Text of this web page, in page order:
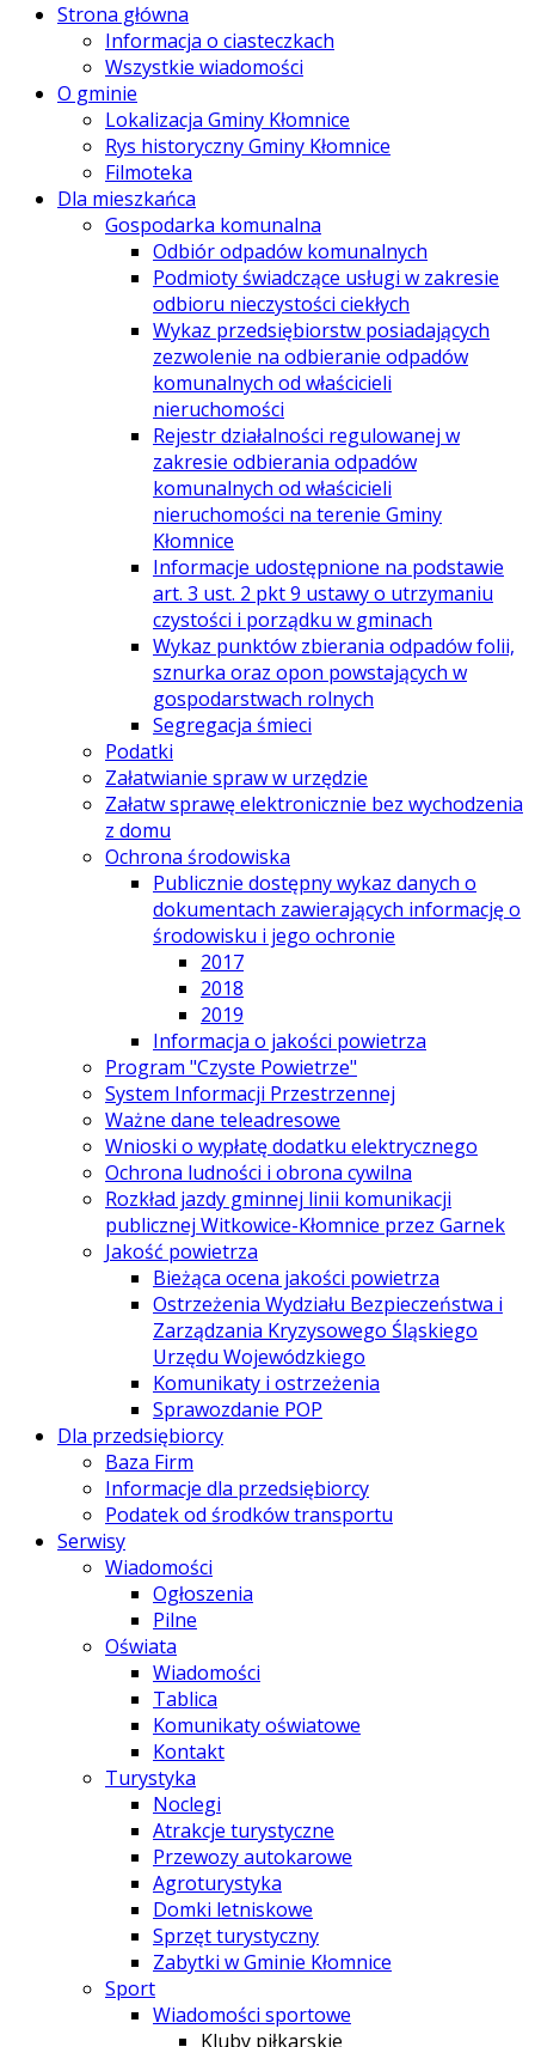
Strona główna
Informacja o ciasteczkach
Wszystkie wiadomości
O gminie
Lokalizacja Gminy Kłomnice
Rys historyczny Gminy Kłomnice
Filmoteka
Dla mieszkańca
Gospodarka komunalna
Odbiór odpadów komunalnych
Podmioty świadczące usługi w zakresie
odbioru nieczystości ciekłych
Wykaz przedsiębiorstw posiadających
zezwolenie na odbieranie odpadów
komunalnych od właścicieli
nieruchomości
Rejestr działalności regulowanej w
zakresie odbierania odpadów
komunalnych od właścicieli
nieruchomości na terenie Gminy
Kłomnice
Informacje udostępnione na podstawie
art. 3 ust. 2 pkt 9 ustawy o utrzymaniu
czystości i porządku w gminach
Wykaz punktów zbierania odpadów folii,
sznurka oraz opon powstających w
gospodarstwach rolnych
Segregacja śmieci
Podatki
Załatwianie spraw w urzędzie
Załatw sprawę elektronicznie bez wychodzenia
z domu
Ochrona środowiska
Publicznie dostępny wykaz danych o
dokumentach zawierających informację o
środowisku i jego ochronie
2017
2018
2019
Informacja o jakości powietrza
Program "Czyste Powietrze"
System Informacji Przestrzennej
Ważne dane teleadresowe
Wnioski o wypłatę dodatku elektrycznego
Ochrona ludności i obrona cywilna
Rozkład jazdy gminnej linii komunikacji
publicznej Witkowice-Kłomnice przez Garnek
Jakość powietrza
Bieżąca ocena jakości powietrza
Ostrzeżenia Wydziału Bezpieczeństwa i
Zarządzania Kryzysowego Śląskiego
Urzędu Wojewódzkiego
Komunikaty i ostrzeżenia
Sprawozdanie POP
Dla przedsiębiorcy
Baza Firm
Informacje dla przedsiębiorcy
Podatek od środków transportu
Serwisy
Wiadomości
Ogłoszenia
Pilne
Oświata
Wiadomości
Tablica
Komunikaty oświatowe
Kontakt
Turystyka
Noclegi
Atrakcje turystyczne
Przewozy autokarowe
Agroturystyka
Domki letniskowe
Sprzęt turystyczny
Zabytki w Gminie Kłomnice
Sport
Wiadomości sportowe
Kluby piłkarskie